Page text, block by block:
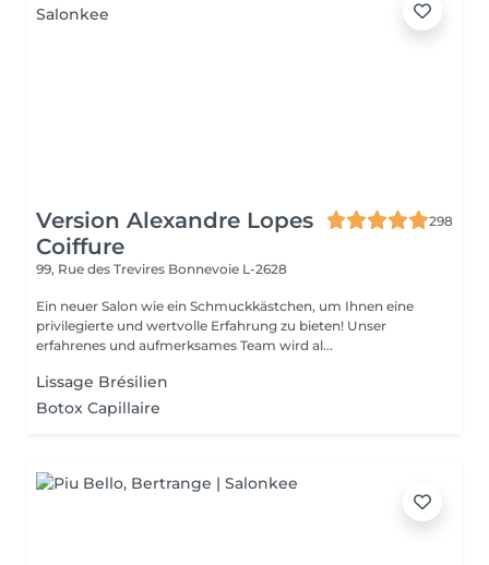
Version Alexandre Lopes
Coiffure
298
99, Rue des Trevires Bonnevoie L-2628
Ein neuer Salon wie ein Schmuckkästchen, um Ihnen eine
privilegierte und wertvolle Erfahrung zu bieten! Unser
erfahrenes und aufmerksames Team wird al...
Lissage Brésilien
Botox Capillaire